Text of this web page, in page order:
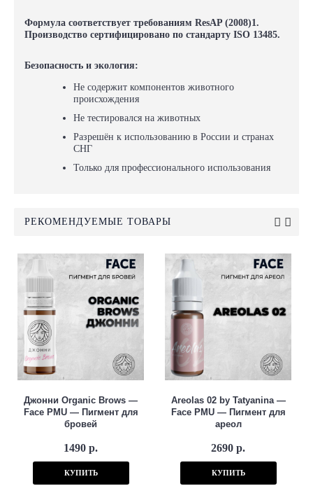
Формула соответствует требованиям ResAP (2008)1.
Производство сертифицировано по стандарту ISO 13485.
Безопасность и экология:
Не содержит компонентов животного
происхождения
Не тестировался на животных
Разрешён к использованию в России и странах
СНГ
Только для профессионального использования
РЕКОМЕНДУЕМЫЕ ТОВАРЫ
Джонни Organic Brows —
Face PMU — Пигмент для
бровей
1490 р.
КУПИТЬ
Areolas 02 by Tatyanina —
Face PMU — Пигмент для
ареол
2690 р.
КУПИТЬ